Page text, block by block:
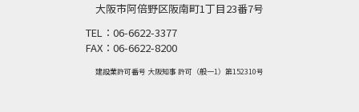
大阪市阿倍野区阪南町1丁目23番7号
TEL： 06-6622-3377
FAX： 06-6622-8200
建設業許可番号 大阪知事 許可（般一1）第152310号